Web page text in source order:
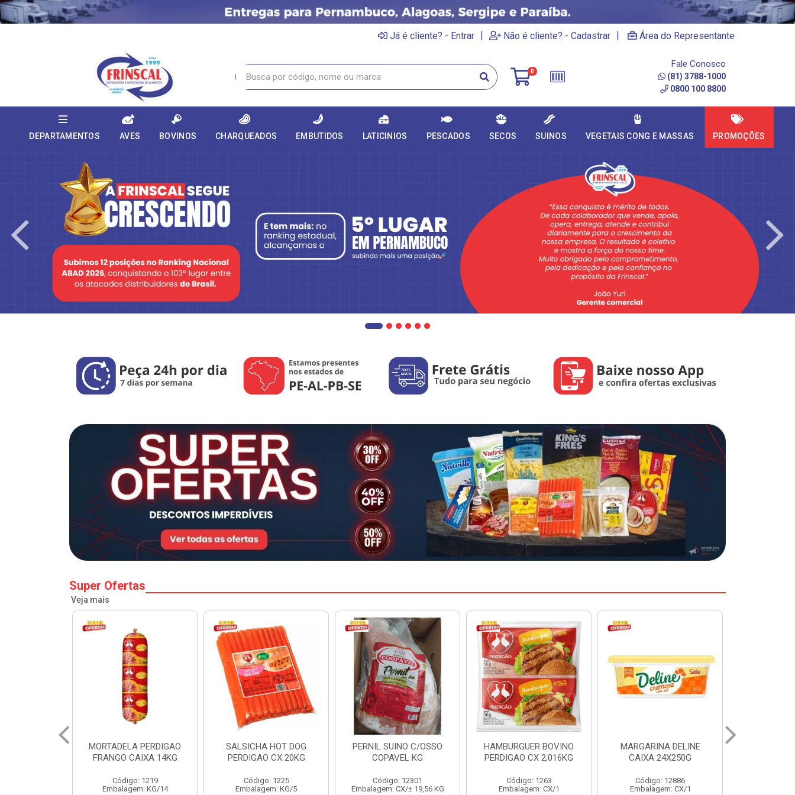
Já é cliente? - Entrar | Não é cliente? - Cadastrar | Área do Representante
0
Fale Conosco
(81) 3788-1000
0800 100 8800
DEPARTAMENTOS AVES BOVINOS CHARQUEADOS EMBUTIDOS LATICINIOS PESCADOS SECOS SUINOS VEGETAIS CONG E MASSAS PROMOÇÕES
Super Ofertas
Veja mais
SALSICHA HOT DOG
PERDIGAO CX 20KG
Código: 1225
Embalagem: KG/5
PERNIL SUINO C/OSSO
COPAVEL KG
Código: 12301
Embalagem: CX/± 19,56 KG
HAMBURGUER BOVINO
PERDIGAO CX 2,016KG
Código: 1263
Embalagem: CX/1
MARGARINA DELINE
CAIXA 24X250G
Código: 12886
Embalagem: CX/1
MARGARINA DELINE
CAIXA 12X500G
Código: 12887
Embalagem: CX/1